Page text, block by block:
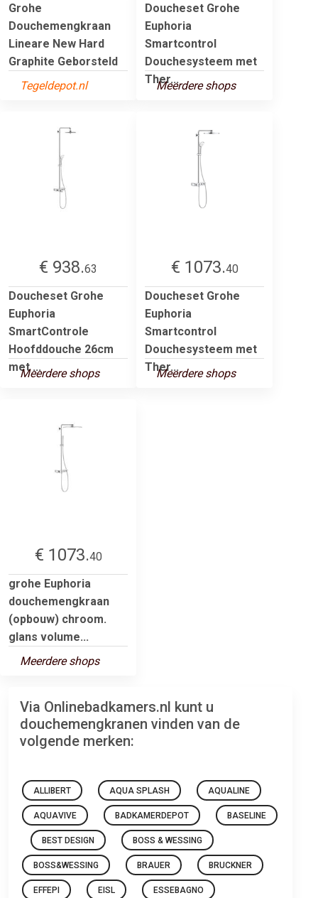
Grohe
Douchemengkraan
Lineare New Hard
Graphite Geborsteld
Tegeldepot.nl
Doucheset Grohe
Euphoria
Smartcontrol
Douchesysteem met
Ther...
Meerdere shops
€ 938.63
Doucheset Grohe
Euphoria
SmartControle
Hoofddouche 26cm
met ...
Meerdere shops
€ 1073.40
Doucheset Grohe
Euphoria
Smartcontrol
Douchesysteem met
Ther...
Meerdere shops
€ 1073.40
grohe Euphoria
douchemengkraan
(opbouw) chroom.
glans volume...
Meerdere shops
Via Onlinebadkamers.nl kunt u
douchemengkranen vinden van de
volgende merken:
ALLIBERT AQUA SPLASH AQUALINE
AQUAVIVE BADKAMERDEPOT BASELINE
BEST DESIGN BOSS & WESSING
BOSS&WESSING BRAUER BRUCKNER
EFFEPI EISL ESSEBAGNO